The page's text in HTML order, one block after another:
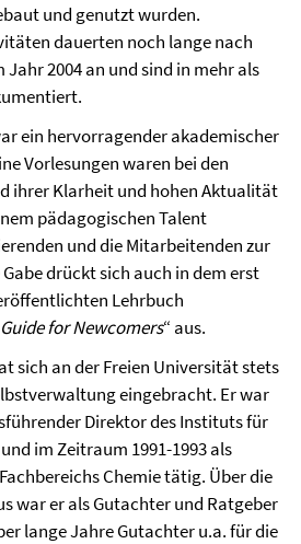
und genutzt wurden.
dauerten noch lange nach
2004 an und sind in mehr als
ein hervorragender akademischer
Vorlesungen waren bei den
ihrer Klarheit und hohen Aktualität
pädagogischen Talent
und die Mitarbeitenden zur
drückt sich auch in dem erst
Lehrbuch
for Newcomers“ aus.
sich an der Freien Universität stets
eingebracht. Er war
Direktor des Instituts für
im Zeitraum 1991-1993 als
Chemie tätig. Über die
war er als Gutachter und Ratgeber
lange Jahre Gutachter u.a. für die